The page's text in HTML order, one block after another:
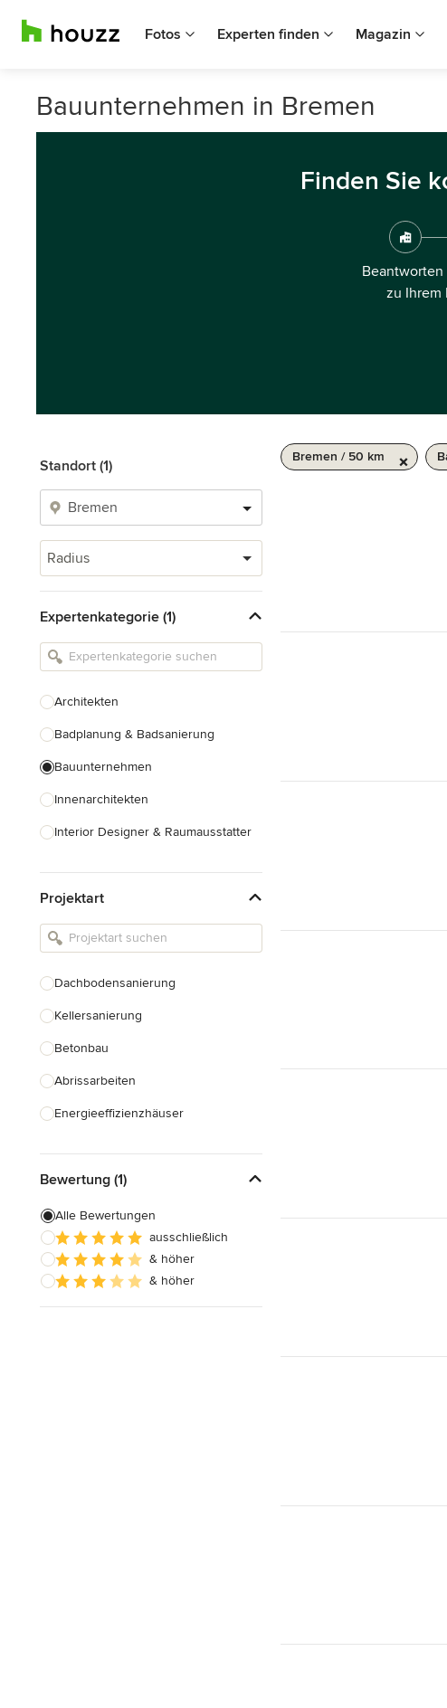
Fotos Experten finden Magazin
Bauunternehmen in Bremen
Finden Sie
Beantworten
zu Ihrem
Standort (1)
Radius
Expertenkategorie (1)
Architekten
Badplanung & Badsanierung
Bauunternehmen
Innenarchitekten
Interior Designer & Raumausstatter
Landschaftsarchitekten
Armaturen & Sanitärbedarf
Projektart
Dachbodensanierung
Kellersanierung
Betonbau
Abrissarbeiten
Energieeffizienzhäuser
Garagenbau
Nachhaltiges Bauen
Hausanbau
Hauserweiterungen
Bewertung (1)
Alle Bewertungen
ausschließlich
& höher
& höher
Bremen / 50 km